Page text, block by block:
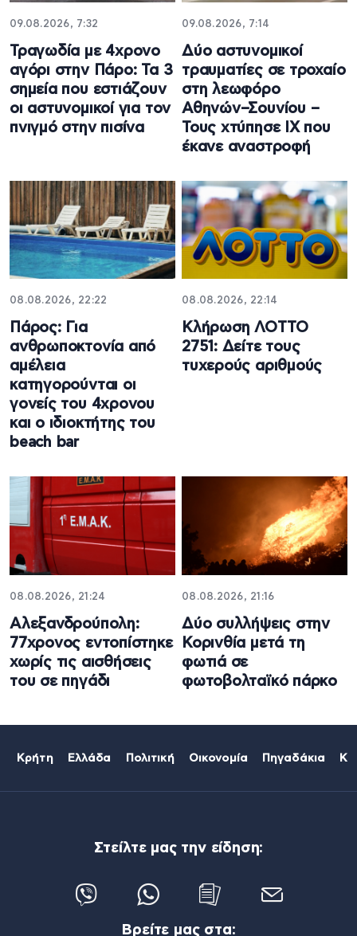
09.08.2026, 7:32
Τραγωδία με 4χρονο
αγόρι στην Πάρο: Τα 3
σημεία που εστιάζουν
οι αστυνομικοί για τον
πνιγμό στην πισίνα
09.08.2026, 7:14
Δύο αστυνομικοί
τραυματίες σε τροχαίο
στη λεωφόρο
Αθηνών–Σουνίου –
Τους χτύπησε ΙΧ που
έκανε αναστροφή
08.08.2026, 22:22
Πάρος: Για
ανθρωποκτονία από
αμέλεια
κατηγορούνται οι
γονείς του 4χρονου
και ο ιδιοκτήτης του
beach bar
08.08.2026, 22:14
Κλήρωση ΛΟΤΤΟ
2751: Δείτε τους
τυχερούς αριθμούς
08.08.2026, 21:24
Αλεξανδρούπολη:
77χρονος εντοπίστηκε
χωρίς τις αισθήσεις
του σε πηγάδι
08.08.2026, 21:16
Δύο συλλήψεις στην
Κορινθία μετά τη
φωτιά σε
φωτοβολταϊκό πάρκο
Κρήτη Ελλάδα Πολιτική Οικονομία Πηγαδάκια
Στείλτε μας την είδηση:
Βρείτε μας στα: